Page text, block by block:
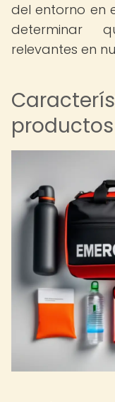
del entorno en
determinar
relevantes en